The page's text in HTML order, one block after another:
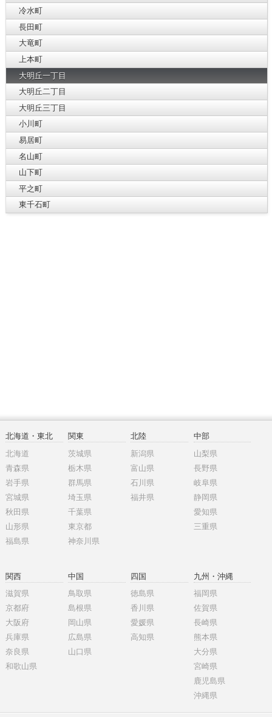
冷水町
長田町
大竜町
上本町
大明丘一丁目
大明丘二丁目
大明丘三丁目
小川町
易居町
名山町
山下町
平之町
東千石町
北海道・東北
北海道
青森県
岩手県
宮城県
秋田県
山形県
福島県
関東
茨城県
栃木県
群馬県
埼玉県
千葉県
東京都
神奈川県
北陸
新潟県
富山県
石川県
福井県
中部
山梨県
長野県
岐阜県
静岡県
愛知県
三重県
関西
滋賀県
京都府
大阪府
兵庫県
奈良県
和歌山県
中国
鳥取県
島根県
岡山県
広島県
山口県
四国
徳島県
香川県
愛媛県
高知県
九州・沖縄
福岡県
佐賀県
長崎県
熊本県
大分県
宮崎県
鹿児島県
沖縄県